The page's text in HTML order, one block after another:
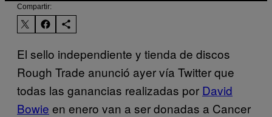
Compartir:
El sello independiente y tienda de discos
Rough Trade anunció ayer vía Twitter que
todas las ganancias realizadas por David
Bowie en enero van a ser donadas a Cancer